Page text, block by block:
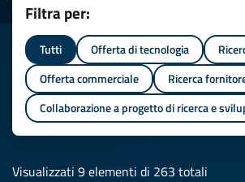
Filtra per:
Tutti Offerta di tecnologia
Offerta commerciale
Ricerca
Collaborazione a progetto di ricerca e
Visualizzati 9 elementi di 263 totali